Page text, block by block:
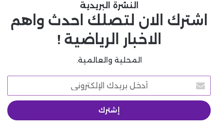
النشرة البريدية
اشترك الان لتصلك احدث واهم
الاخبار الرياضية !
المحلية والعالمية.
أدخل
بريدك
الإلكتروني